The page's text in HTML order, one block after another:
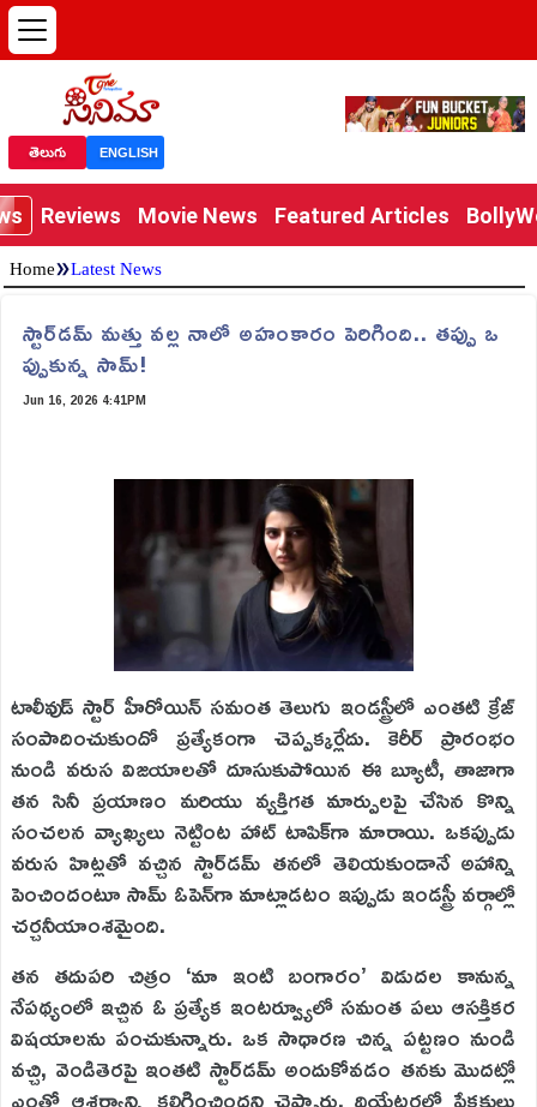
తెలుగు ENGLISH
Reviews Movie News Featured Articles
Home»Latest News
స్టార్‌డమ్ మత్తు వల్ల నాలో అహంకారం పెరిగింది.. త‌ప్పు ఒ
ప్పుకున్న సామ్‌!
Jun 16, 2026 4:41PM
టాలీవుడ్ స్టార్ హీరోయిన్ సమంత తెలుగు ఇండస్ట్రీలో ఎంతటి క్రేజ్
సంపాదించుకుందో ప్రత్యేకంగా చెప్పక్కర్లేదు. కెరీర్ ప్రారంభం
నుండి వరుస విజయాలతో దూసుకుపోయిన ఈ బ్యూటీ, తాజాగా
తన సినీ ప్రయాణం మరియు వ్యక్తిగత మార్పులపై చేసిన కొన్ని
సంచలన వ్యాఖ్యలు నెట్టింట హాట్ టాపిక్‌గా మారాయి. ఒకప్పుడు
వరుస హిట్లతో వచ్చిన స్టార్‌డమ్ తనలో తెలియకుండానే అహాన్ని
పెంచిందంటూ సామ్ ఓపెన్‌గా మాట్లాడటం ఇప్పుడు ఇండస్ట్రీ వర్గాల్లో
చర్చనీయాంశమైంది.
తన తదుపరి చిత్రం ‘మా ఇంటి బంగారం’ విడుదల కానున్న
నేపథ్యంలో ఇచ్చిన ఓ ప్రత్యేక ఇంటర్వ్యూలో సమంత పలు ఆసక్తికర
విషయాలను పంచుకున్నారు. ఒక సాధారణ చిన్న పట్టణం నుండి
వచ్చి, వెండితెరపై ఇంతటి స్టార్‌డమ్ అందుకోవడం తనకు మొదట్లో